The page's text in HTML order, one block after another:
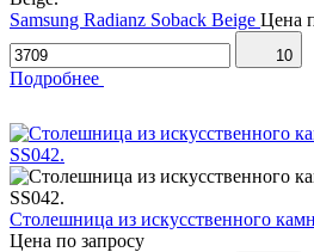
Samsung Radianz Soback Beige Цена
10
Подробнее
Столешница из искусственного
Цена по запросу